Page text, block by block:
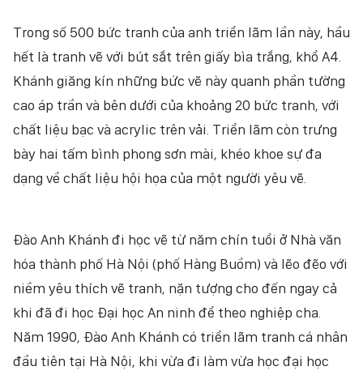
Trong số 500 bức tranh của anh triển lãm lần này, hầu
hết là tranh vẽ với bút sắt trên giấy bìa trắng, khổ A4.
Khánh giăng kín những bức vẽ này quanh phần tường
cao áp trần và bên dưới của khoảng 20 bức tranh, với
chất liệu bạc và acrylic trên vải. Triển lãm còn trưng
bày hai tấm bình phong sơn mài, khéo khoe sự đa
dạng về chất liệu hội họa của một người yêu vẽ.
Đào Anh Khánh đi học vẽ từ năm chín tuổi ở Nhà văn
hóa thành phố Hà Nội (phố Hàng Buồm) và lẽo đẽo với
niềm yêu thích vẽ tranh, nặn tượng cho đến ngay cả
khi đã đi học Đại học An ninh để theo nghiệp cha.
Năm 1990, Đào Anh Khánh có triển lãm tranh cá nhân
đầu tiên tại Hà Nội, khi vừa đi làm vừa học đại học